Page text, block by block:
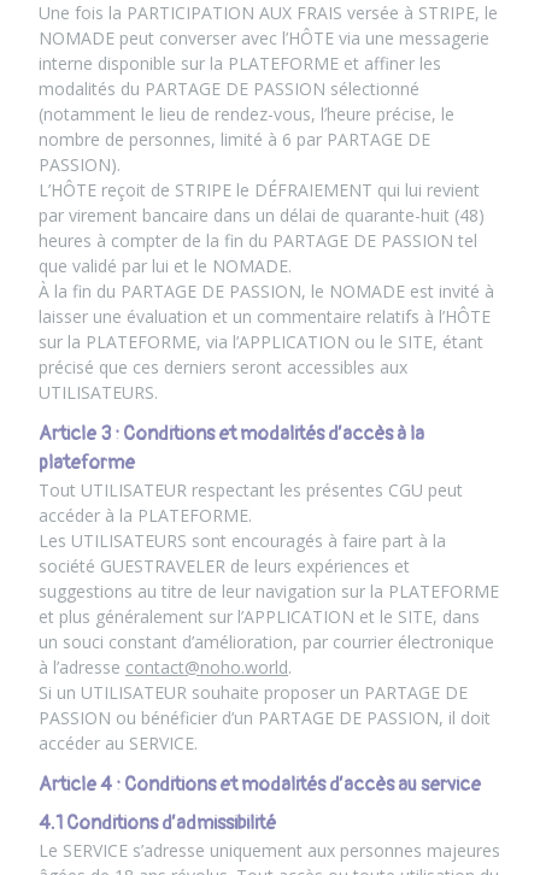
Une fois la PARTICIPATION AUX FRAIS versée à STRIPE, le
NOMADE peut converser avec l’HÔTE via une messagerie
interne disponible sur la PLATEFORME et affiner les
modalités du PARTAGE DE PASSION sélectionné
(notamment le lieu de rendez-vous, l’heure précise, le
nombre de personnes, limité à 6 par PARTAGE DE
PASSION).
L’HÔTE reçoit de STRIPE le DÉFRAIEMENT qui lui revient
par virement bancaire dans un délai de quarante-huit (48)
heures à compter de la fin du PARTAGE DE PASSION tel
que validé par lui et le NOMADE.
À la fin du PARTAGE DE PASSION, le NOMADE est invité à
laisser une évaluation et un commentaire relatifs à l’HÔTE
sur la PLATEFORME, via l’APPLICATION ou le SITE, étant
précisé que ces derniers seront accessibles aux
UTILISATEURS.
Article 3 : Conditions et modalités d’accès à la
plateforme
Tout UTILISATEUR respectant les présentes CGU peut
accéder à la PLATEFORME.
Les UTILISATEURS sont encouragés à faire part à la
société GUESTRAVELER de leurs expériences et
suggestions au titre de leur navigation sur la PLATEFORME
et plus généralement sur l’APPLICATION et le SITE, dans
un souci constant d’amélioration, par courrier électronique
à l’adresse contact@noho.world.
Si un UTILISATEUR souhaite proposer un PARTAGE DE
PASSION ou bénéficier d’un PARTAGE DE PASSION, il doit
accéder au SERVICE.
Article 4 : Conditions et modalités d’accès au service
4.1 Conditions d’admissibilité
Le SERVICE s’adresse uniquement aux personnes majeures